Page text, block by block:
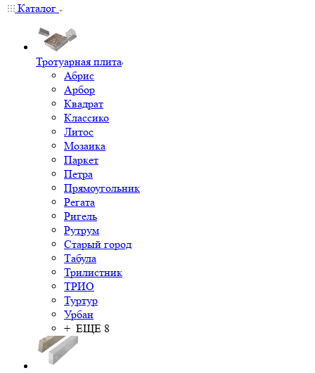
Каталог
Тротуарная плита
Абрис
Арбор
Квадрат
Классико
Литос
Мозаика
Паркет
Петра
Прямоугольник
Регата
Ригель
Рутрум
Старый город
Табула
Трилистник
ТРИО
Туртур
Урбан
+ ЕЩЕ 8